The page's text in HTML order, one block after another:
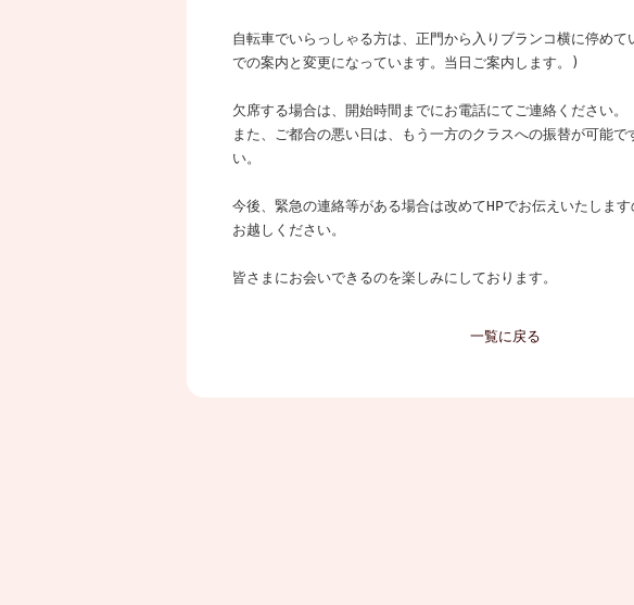
自転車でいらっしゃる方は、正門から入りブランコ横に停め
での案内と変更になっています。当日ご案内します。)
欠席する場合は、開始時間までにお電話にてご連絡ください。
また、ご都合の悪い日は、もう一方のクラスへの振替が可能で
い。
今後、緊急の連絡等がある場合は改めてHPでお伝えいたしま
お越しください。
皆さまにお会いできるのを楽しみにしております。
一覧に戻る